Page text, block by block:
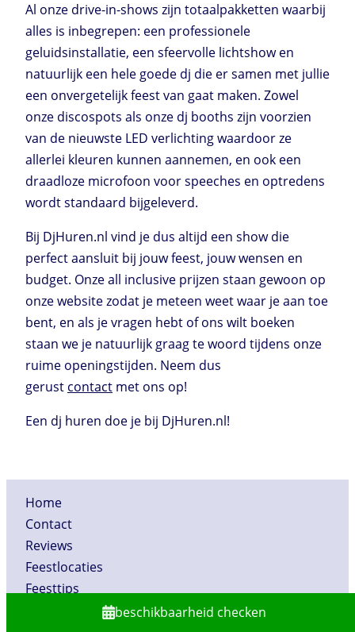
Al onze drive-in-shows zijn totaalpakketten waarbij
alles is inbegrepen: een professionele
geluidsinstallatie, een sfeervolle lichtshow en
natuurlijk een hele goede dj die er samen met jullie
een onvergetelijk feest van gaat maken. Zowel
onze discospots als onze dj booths zijn voorzien
van de nieuwste LED verlichting waardoor ze
allerlei kleuren kunnen aannemen, en ook een
draadloze microfoon voor speeches en optredens
wordt standaard bijgeleverd.
Bij DjHuren.nl vind je dus altijd een show die
perfect aansluit bij jouw feest, jouw wensen en
budget. Onze all inclusive prijzen staan gewoon op
onze website zodat je meteen weet waar je aan toe
bent, en als je vragen hebt of ons wilt boeken
staan we je natuurlijk graag te woord tijdens onze
ruime openingstijden. Neem dus
gerust contact met ons op!
Een dj huren doe je bij DjHuren.nl!
beschikbaarheid checken
Home
Contact
Reviews
Feestlocaties
Feesttips
Veelgestelde vragen